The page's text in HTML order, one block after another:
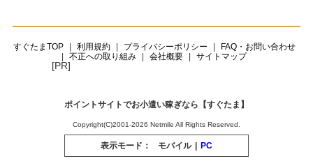
すぐたまTOP 利用規約 プライバシーポリシー
FAQ・お問い合わせ
不正への取り組み
会社概要 サイトマップ
[PR]
ポイントサイトでお小遣い稼ぎなら【すぐたま】
Copyright(C)2001-2026 Netmile All Rights Reserved.
表示モード： モバイル | PC